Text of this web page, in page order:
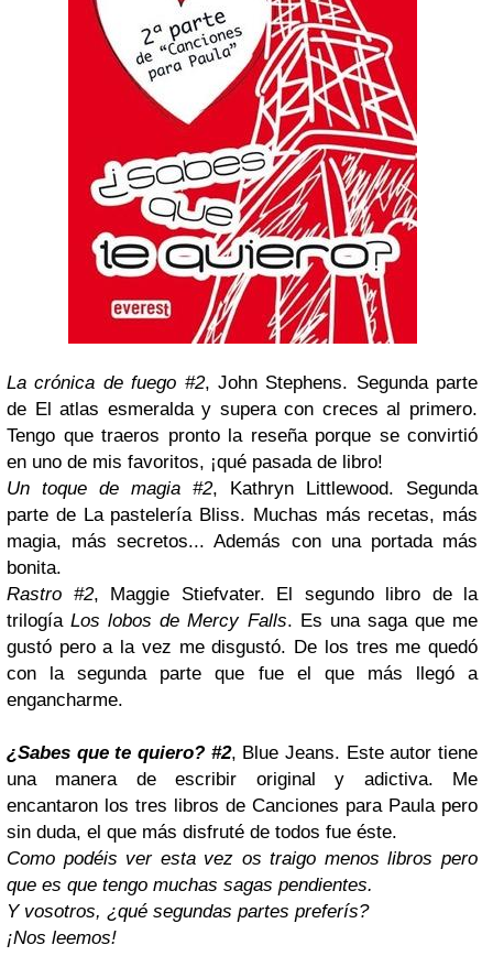
La crónica de fuego #2, John Stephens. Segunda parte
de El atlas esmeralda y supera con creces al primero.
Tengo que traeros pronto la reseña porque se convirtió
en uno de mis favoritos, ¡qué pasada de libro!
Un toque de magia #2, Kathryn Littlewood. Segunda
parte de La pastelería Bliss. Muchas más recetas, más
magia, más secretos... Además con una portada más
bonita.
Rastro #2, Maggie Stiefvater. El segundo libro de la
trilogíaLos lobos de Mercy Falls. Es una saga que me
gustó pero a la vez me disgustó. De los tres me quedó
con la segunda parte que fue el que más llegó a
engancharme.
¿Sabes que te quiero? #2, Blue Jeans. Este autor tiene
una manera de escribir original y adictiva. Me
encantaron los tres libros de Canciones para Paula pero
sin duda, el que más disfruté de todos fue éste.
Como podéis ver esta vez os traigo menos libros pero
que es que tengo muchas sagas pendientes.
Y vosotros, ¿qué segundas partes preferís?
¡Nos leemos!